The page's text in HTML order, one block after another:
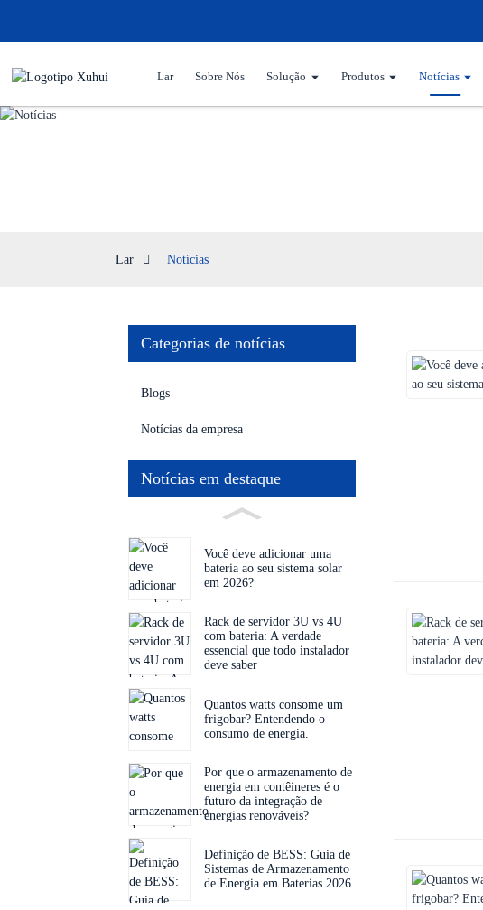
Lar Sobre Nós Solução Produtos Notícias
Lar Notícias
Categorias de notícias
Blogs
Notícias da empresa
Notícias em destaque
Você deve adicionar uma
bateria ao seu sistema solar
em 2026?
Rack de servidor 3U vs 4U
com bateria: A verdade
essencial que todo instalador
deve saber
Quantos watts consome um
frigobar? Entendendo o
consumo de energia.
Por que o armazenamento de
energia em contêineres é o
futuro da integração de
energias renováveis?
Definição de BESS: Guia de
Sistemas de Armazenamento
de Energia em Baterias 2026